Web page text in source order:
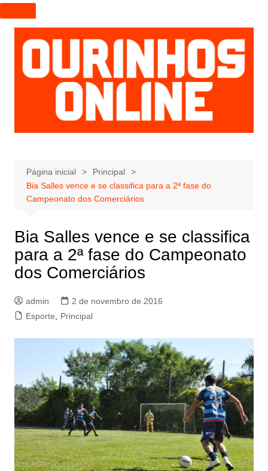
I
r
p
a
r
a
e
ú
d
Página inicial
Principal
Bia Salles vence e se classifica para a 2ª fase do
Campeonato dos Comerciários
Bia Salles vence e se classifica
para a 2ª fase do Campeonato
dos Comerciários
admin
2 de novembro de 2016
Esporte
Principal